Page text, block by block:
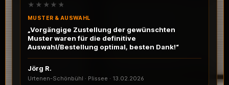
★★★★★
MUSTER & AUSWAHL
„Vorgängige Zustellung der gewünschten
Muster waren für die definitive
Auswahl/Bestellung optimal, besten Dank!“
Jörg R.
Urtenen-Schönbühl · Plissee · 13.02.2026